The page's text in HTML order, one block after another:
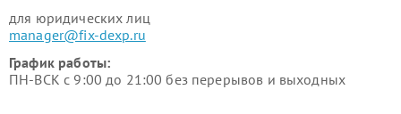
для юридических лиц
manager@fix-dexp.ru
График работы:
ПН-ВСК с 9:00 до 21:00 без перерывов и выходных